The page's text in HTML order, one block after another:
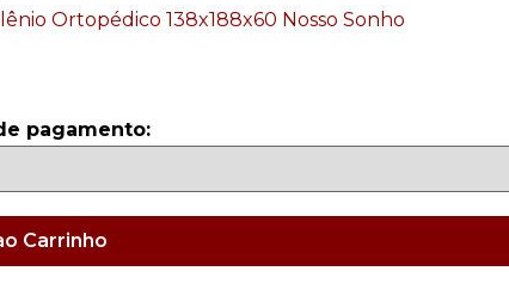
pagamento:
Carrinho